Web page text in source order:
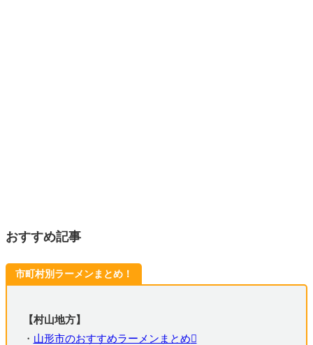
おすすめ記事
市町村別ラーメンまとめ！
【村山地方】
・ 山形市のおすすめラーメンまとめ